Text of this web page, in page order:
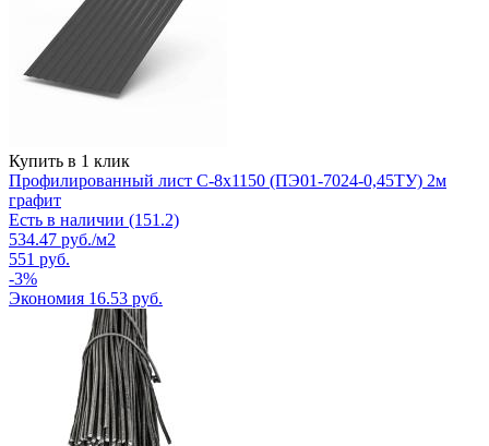
Купить в 1 клик
Профилированный лист С-8х1150 (ПЭ01-7024-0,45ТУ) 2м
графит
Есть в наличии (151.2)
534.47 руб./м2
551 руб.
-3%
Экономия 16.53 руб.